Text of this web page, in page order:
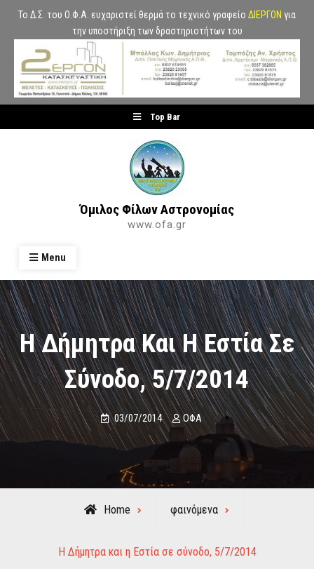
Το Δ.Σ. του Ο.Φ.Α. ευχαριστεί θερμά το τεχνικό γραφείο ΔΙΕΡΓΟΝ για
την υποστήριξη των δραστηριοτήτων του
to
Top Bar
Όμιλος Φίλων Αστρονομίας
www.ofa.gr
Menu
Η Δήμητρα Και Η Εστία Σε
Σύνοδο, 5/7/2014
03/07/2014 ΟΦΑ
Home φαινόμενα
Η Δήμητρα και η Εστία σε σύνοδο, 5/7/2014